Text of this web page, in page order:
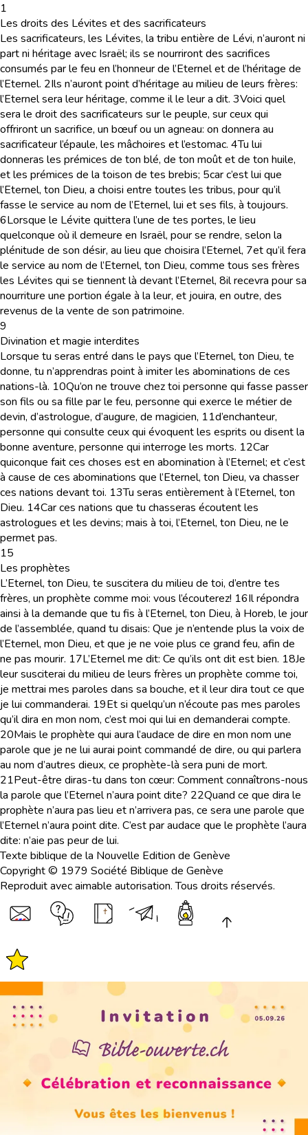
1
Les droits des Lévites et des sacrificateurs
Les sacrificateurs, les Lévites, la tribu entière de Lévi, n’auront ni
part ni héritage avec Israël; ils se nourriront des sacrifices
consumés par le feu en l’honneur de l’Eternel et de l’héritage de
l’Eternel. 2Ils n’auront point d’héritage au milieu de leurs frères:
l’Eternel sera leur héritage, comme il le leur a dit. 3Voici quel
sera le droit des sacrificateurs sur le peuple, sur ceux qui
offriront un sacrifice, un bœuf ou un agneau: on donnera au
sacrificateur l’épaule, les mâchoires et l’estomac. 4Tu lui
donneras les prémices de ton blé, de ton moût et de ton huile,
et les prémices de la toison de tes brebis; 5car c’est lui que
l’Eternel, ton Dieu, a choisi entre toutes les tribus, pour qu’il
fasse le service au nom de l’Eternel, lui et ses fils, à toujours.
6Lorsque le Lévite quittera l’une de tes portes, le lieu
quelconque où il demeure en Israël, pour se rendre, selon la
plénitude de son désir, au lieu que choisira l’Eternel, 7et qu’il fera
le service au nom de l’Eternel, ton Dieu, comme tous ses frères
les Lévites qui se tiennent là devant l’Eternel, 8il recevra pour sa
nourriture une portion égale à la leur, et jouira, en outre, des
revenus de la vente de son patrimoine.
9
Divination et magie interdites
Lorsque tu seras entré dans le pays que l’Eternel, ton Dieu, te
donne, tu n’apprendras point à imiter les abominations de ces
nations-là. 10Qu’on ne trouve chez toi personne qui fasse passer
son fils ou sa fille par le feu, personne qui exerce le métier de
devin, d’astrologue, d’augure, de magicien, 11d’enchanteur,
personne qui consulte ceux qui évoquent les esprits ou disent la
bonne aventure, personne qui interroge les morts. 12Car
quiconque fait ces choses est en abomination à l’Eternel; et c’est
à cause de ces abominations que l’Eternel, ton Dieu, va chasser
ces nations devant toi. 13Tu seras entièrement à l’Eternel, ton
Dieu. 14Car ces nations que tu chasseras écoutent les
astrologues et les devins; mais à toi, l’Eternel, ton Dieu, ne le
permet pas.
15
Les prophètes
L’Eternel, ton Dieu, te suscitera du milieu de toi, d’entre tes
frères, un prophète comme moi: vous l’écouterez! 16Il répondra
ainsi à la demande que tu fis à l’Eternel, ton Dieu, à Horeb, le jour
de l’assemblée, quand tu disais: Que je n’entende plus la voix de
l’Eternel, mon Dieu, et que je ne voie plus ce grand feu, afin de
ne pas mourir. 17L’Eternel me dit: Ce qu’ils ont dit est bien. 18Je
leur susciterai du milieu de leurs frères un prophète comme toi,
je mettrai mes paroles dans sa bouche, et il leur dira tout ce que
je lui commanderai. 19Et si quelqu’un n’écoute pas mes paroles
qu’il dira en mon nom, c’est moi qui lui en demanderai compte.
20Mais le prophète qui aura l’audace de dire en mon nom une
parole que je ne lui aurai point commandé de dire, ou qui parlera
au nom d’autres dieux, ce prophète-là sera puni de mort.
21Peut-être diras-tu dans ton cœur: Comment connaîtrons-nous
la parole que l’Eternel n’aura point dite? 22Quand ce que dira le
prophète n’aura pas lieu et n’arrivera pas, ce sera une parole que
l’Eternel n’aura point dite. C’est par audace que le prophète l’aura
dite: n’aie pas peur de lui.
Texte biblique de la Nouvelle Edition de Genève
Copyright © 1979 Société Biblique de Genève
Reproduit avec aimable autorisation. Tous droits réservés.